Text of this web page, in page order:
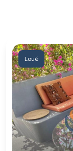
Loué